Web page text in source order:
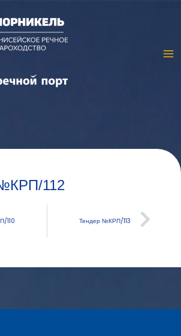
112
110 Тендер №КРП/113